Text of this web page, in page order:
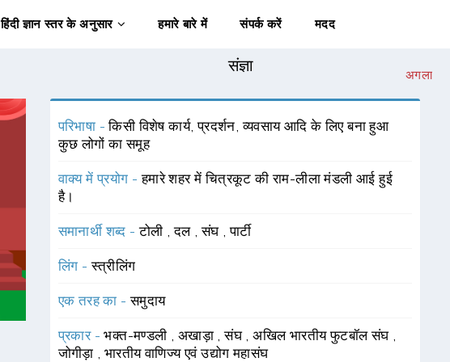
हिंदी ज्ञान स्तर के अनुसार हमारे बारे में संपर्क करें मदद
संज्ञा
अगला
परिभाषा -किसी विशेष कार्य, प्रदर्शन, व्यवसाय आदि के लिए बना हुआ
कुछ लोगों का समूह
वाक्य में प्रयोग -हमारे शहर में चित्रकूट की राम-लीला मंडली आई हुई
है।
समानार्थी शब्द -टोली ,दल ,संघ ,पार्टी
लिंग -स्त्रीलिंग
एक तरह का -समुदाय
प्रकार -भक्त-मण्डली , अखाड़ा ,संघ ,अखिल भारतीय फुटबॉल संघ ,
जोगीड़ा , भारतीय वाणिज्य एवं उद्योग महासंघ